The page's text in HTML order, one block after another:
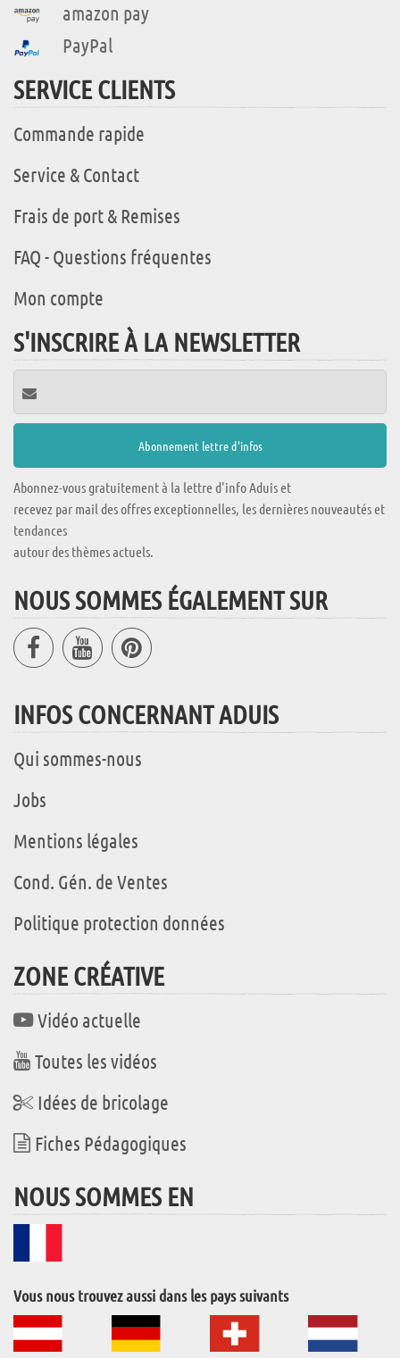
amazon pay
PayPal
SERVICE CLIENTS
Commande rapide
Service & Contact
Frais de port & Remises
FAQ - Questions fréquentes
Mon compte
S'INSCRIRE À LA NEWSLETTER
Abonnez-vous gratuitement à la lettre d'info Aduis et
recevez par mail des offres exceptionnelles, les dernières nouveautés et
tendances
autour des thèmes actuels.
NOUS SOMMES ÉGALEMENT SUR
INFOS CONCERNANT ADUIS
Qui sommes-nous
Jobs
Mentions légales
Cond. Gén. de Ventes
Politique protection données
ZONE CRÉATIVE
Vidéo actuelle
Toutes les vidéos
Idées de bricolage
Fiches Pédagogiques
NOUS SOMMES EN
Vous nous trouvez aussi dans les pays suivants